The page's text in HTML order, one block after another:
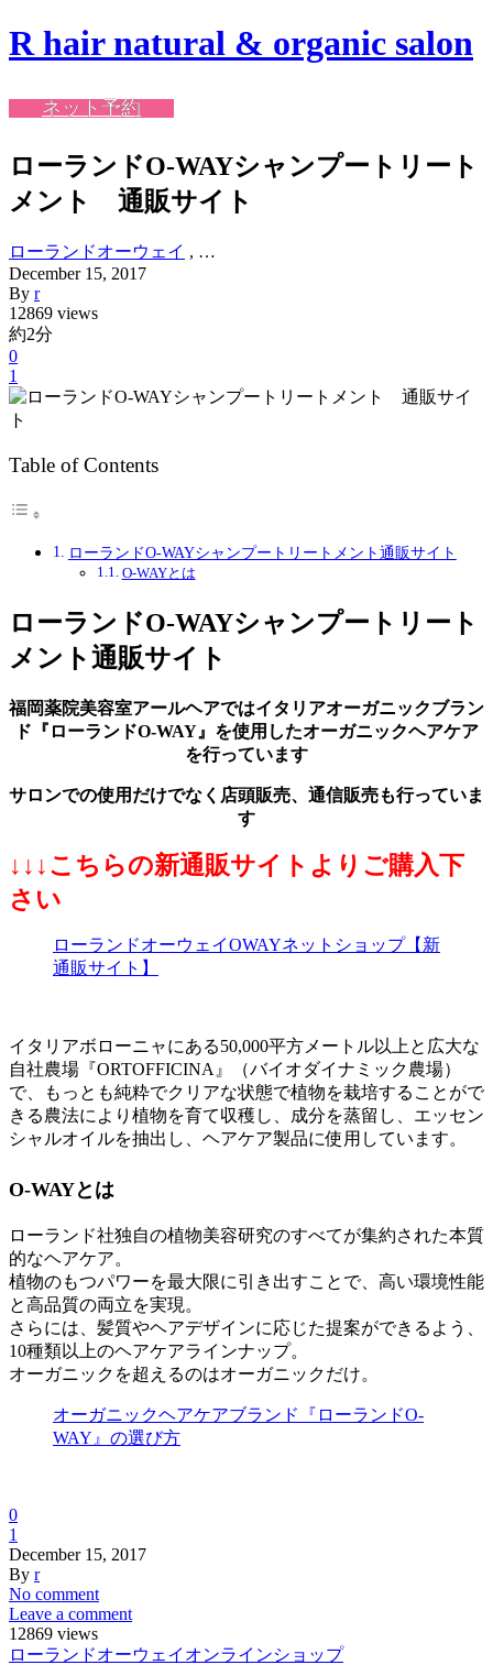
R hair natural & organic salon
ネット予約
ローランドO-WAYシャンプートリート
メント 通販サイト
ローランドオーウェイ , …
December 15, 2017
By r
12869 views
約2分
0
1
Table of Contents
ローランドO-WAYシャンプートリートメント通販サイト
O-WAYとは
ローランドO-WAYシャンプートリート
メント通販サイト
福岡薬院美容室アールヘアではイタリアオーガニックブラン
ド『ローランドO-WAY』を使用したオーガニックヘアケア
を行っています
サロンでの使用だけでなく店頭販売、通信販売も行っていま
す
↓↓↓こちらの新通販サイトよりご購入下
さい
ローランドオーウェイOWAYネットショップ【新
通販サイト】
イタリアボローニャにある50,000平方メートル以上と広大な
自社農場『ORTOFFICINA』（バイオダイナミック農場）
で、もっとも純粋でクリアな状態で植物を栽培することがで
きる農法により植物を育て収穫し、成分を蒸留し、エッセン
シャルオイルを抽出し、ヘアケア製品に使用しています。
O-WAYとは
ローランド社独自の植物美容研究のすべてが集約された本質
的なヘアケア。
植物のもつパワーを最大限に引き出すことで、高い環境性能
と高品質の両立を実現。
さらには、髪質やヘアデザインに応じた提案ができるよう、
10種類以上のヘアケアラインナップ。
オーガニックを超えるのはオーガニックだけ。
オーガニックヘアケアブランド『ローランドO-
WAY』の選び方
0
1
December 15, 2017
By r
No comment
Leave a comment
12869 views
ローランドオーウェイ オンラインショップ